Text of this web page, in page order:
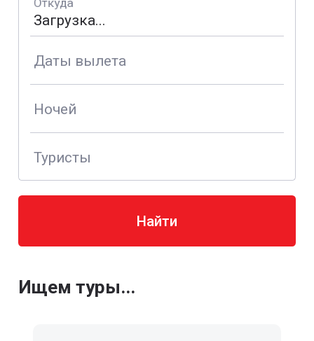
Откуда
Даты вылета
Ночей
Туристы
Найти
Ищем туры...